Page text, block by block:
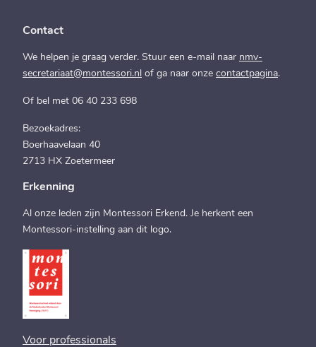
Contact
We helpen je graag verder. Stuur een e-mail naar nmv-
secretariaat@montessori.nl of ga naar onze contactpagina.
Of bel met 06 40 233 698
Bezoekadres:
Boerhaavelaan 40
2713 HX Zoetermeer
Erkenning
Al onze leden zijn Montessori Erkend. Je herkent een
Montessori-instelling aan dit logo.
Voor professionals